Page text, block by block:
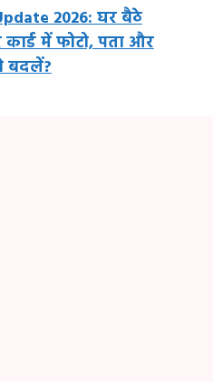
2026: घर बैठे
में फोटो, पता और
बदलें?